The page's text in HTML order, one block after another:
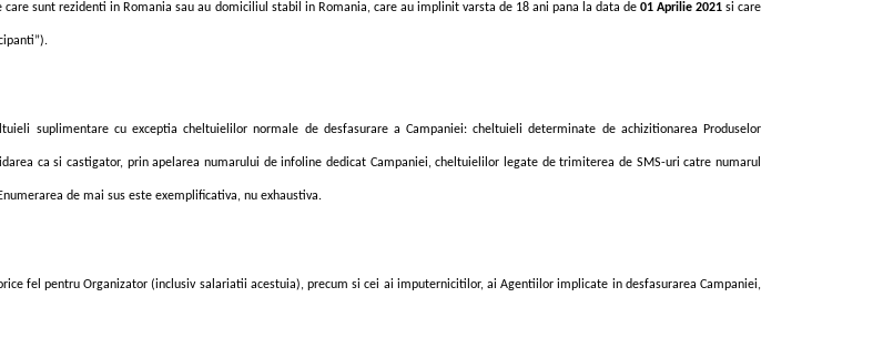
sunt rezidenti in Romania sau au domiciliul stabil in Romania, care au implinit varsta de 18 ani pana la data de 01 Aprilie 2021si care
suplimentare cu exceptia cheltuielilor normale de desfasurare a Campaniei: cheltuieli determinate de achizitionarea Produselor
ca si castigator, prin apelarea numarului de infoline dedicat Campaniei, cheltuielilor legate de trimiterea de SMS-uri catre numarul
de mai sus este exemplificativa, nu exhaustiva.
fel pentru Organizator (inclusiv salariatii acestuia), precum si cei ai imputernicitilor, ai Agentiilor implicate in desfasurarea Campaniei,